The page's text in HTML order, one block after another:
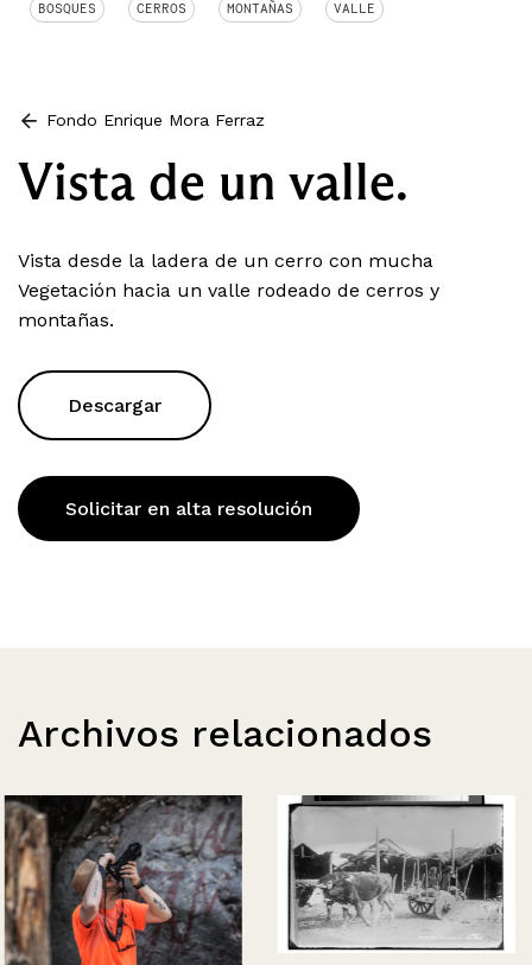
BOSQUES CERROS MONTAÑAS VALLE
Fondo Enrique Mora Ferraz
Vista de un valle.
Vista desde la ladera de un cerro con mucha
Vegetación hacia un valle rodeado de cerros y
montañas.
Descargar
Solicitar en alta resolución
Archivos relacionados